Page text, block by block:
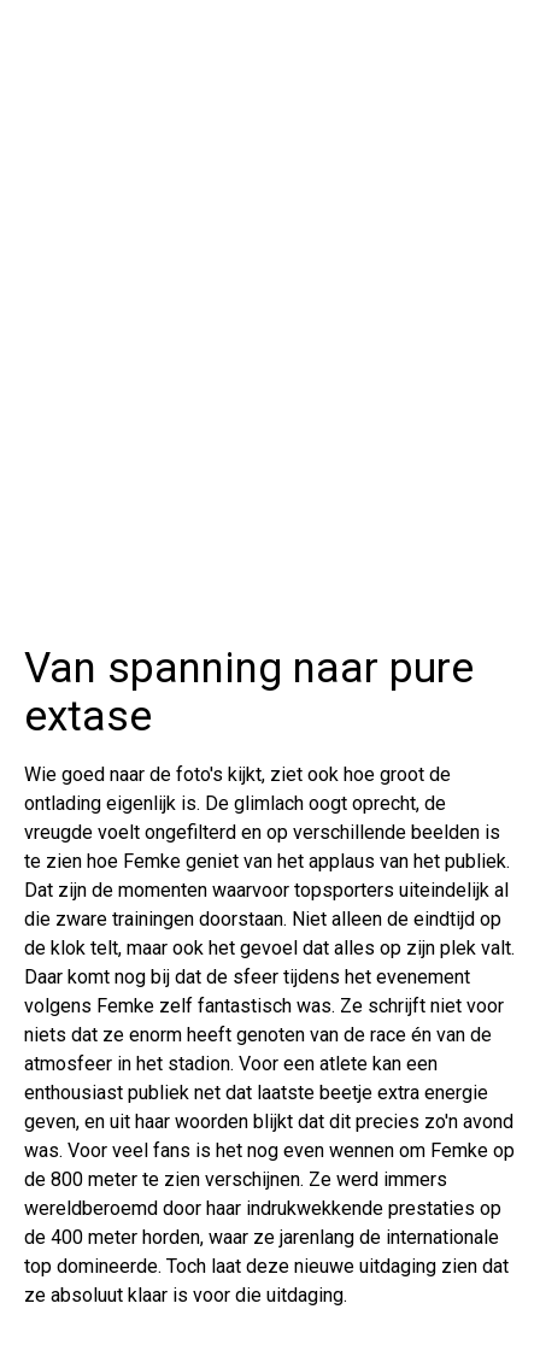
Van spanning naar pure
extase
Wie goed naar de foto's kijkt, ziet ook hoe groot de
ontlading eigenlijk is. De glimlach oogt oprecht, de
vreugde voelt ongefilterd en op verschillende beelden is
te zien hoe Femke geniet van het applaus van het publiek.
Dat zijn de momenten waarvoor topsporters uiteindelijk al
die zware trainingen doorstaan. Niet alleen de eindtijd op
de klok telt, maar ook het gevoel dat alles op zijn plek valt.
Daar komt nog bij dat de sfeer tijdens het evenement
volgens Femke zelf fantastisch was. Ze schrijft niet voor
niets dat ze enorm heeft genoten van de race én van de
atmosfeer in het stadion. Voor een atlete kan een
enthousiast publiek net dat laatste beetje extra energie
geven, en uit haar woorden blijkt dat dit precies zo'n avond
was. Voor veel fans is het nog even wennen om Femke op
de 800 meter te zien verschijnen. Ze werd immers
wereldberoemd door haar indrukwekkende prestaties op
de 400 meter horden, waar ze jarenlang de internationale
top domineerde. Toch laat deze nieuwe uitdaging zien dat
ze absoluut klaar is voor die uitdaging.